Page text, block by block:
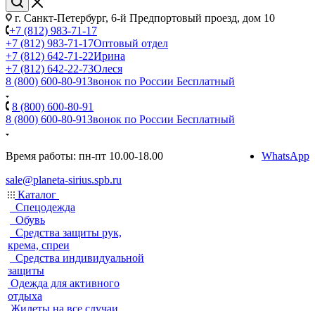
г. Санкт-Петербург, 6-й Предпортовый проезд, дом 10
+7 (812) 983-71-17
+7 (812) 983-71-17Оптовый отдел
+7 (812) 642-71-22Ирина
+7 (812) 642-22-73Олеся
8 (800) 600-80-91Звонок по России Бесплатный
8 (800) 600-80-91
8 (800) 600-80-91Звонок по России Бесплатный
Время работы: пн-пт 10.00-18.00
sale@planeta-sirius.spb.ru
WhatsApp
Каталог
Спецодежда
Обувь
Средства защиты рук,
крема, спреи
Средства индивидуальной
защиты
Одежда для активного
отдыха
Жилеты на все случаи